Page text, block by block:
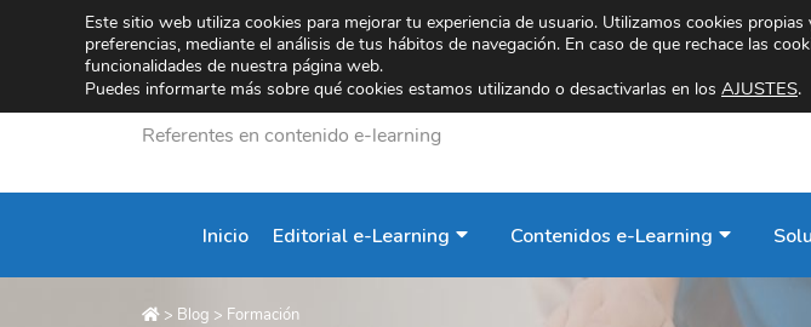
Referentes en contenido e-learning
Inicio Editorial e-Learning Contenidos e-Learning
> Blog > Formación
Este sitio web utiliza cookies para mejorar tu experiencia de usuario. Utilizamos cookies
preferencias, mediante el análisis de tus hábitos de navegación. En caso de que rechace las
funcionalidades de nuestra página web.
Puedes informarte más sobre qué cookies estamos utilizando o desactivarlas en los AJUSTES.